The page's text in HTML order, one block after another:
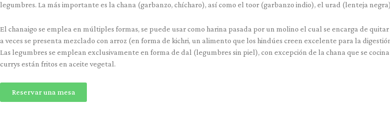
legumbres. La más importante es la chana (garbanzo, chícharo), así como el toor (garbanzo indio), el urad (lenteja
El chanaigo se emplea en múltiples formas, se puede usar como harina pasada por un molino el cual se encarga de
a veces se presenta mezclado con arroz (en forma de kichri, un alimento que los hindúes creen excelente para la
Las legumbres se emplean exclusivamente en forma de dal (legumbres sin piel), con excepción de la chana que se
currys están fritos en aceite vegetal.
Reservar una mesa